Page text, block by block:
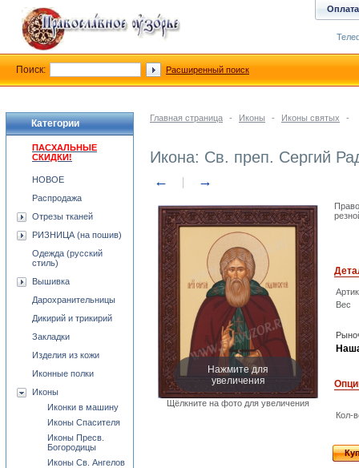
Главная страница - Иконы - Иконы святых -
Икона: Св. преп. Сергий
← →
Нажмите для
увеличения
Щёлкните на фото для увеличения
Вес
Кол-
Категории
ПАСХАЛЬНЫЕ
СКИДКИ!
НОВОЕ
Распродажа
Отрезы тканей
РИЗНИЦА (на пошив)
Одежда (русский
стиль)
Вышивка
Дарохранительницы
Дикирий и трикирий
Закладки
Изделия из кожи
Иконные полки
Иконы
Иконки в машину
Иконы Спасителя
Иконы Пресв.
Богородицы
Иконы Св. Ангелов
Оплата
Поиск: Расширенный поиск